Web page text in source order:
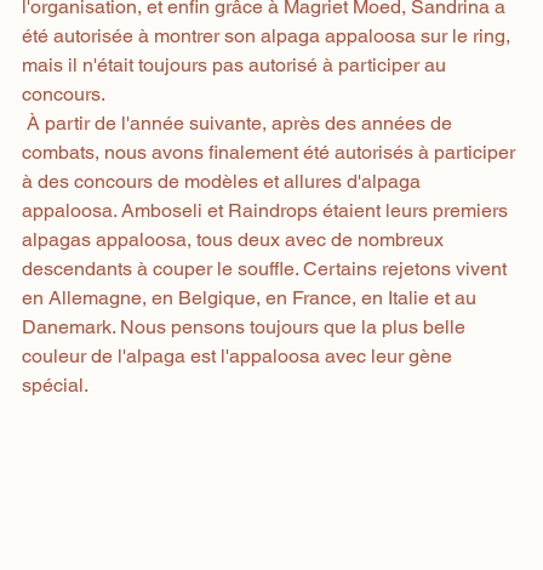
l'organisation, et enfin grâce à Magriet Moed, Sandrina a
été autorisée à montrer son alpaga appaloosa sur le ring,
mais il n'était toujours pas autorisé à participer au
concours.
combats, nous avons finalement été autorisés à participer
à des concours de modèles et allures d'alpaga
appaloosa. Amboseli et Raindrops étaient leurs premiers
alpagas appaloosa, tous deux avec de nombreux
descendants à couper le souffle. Certains rejetons vivent
en Allemagne, en Belgique, en France, en Italie et au
Danemark. Nous pensons toujours que la plus belle
couleur de l'alpaga est l'appaloosa avec leur gène
spécial.